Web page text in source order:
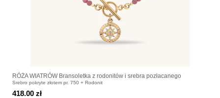
RÓŻA WIATRÓW Bransoletka z rodonitów i srebra pozłacanego
Srebro pokryte złotem pr. 750 + Rodonit
418.00 zł